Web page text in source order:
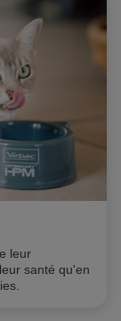
leur
santé qu'en